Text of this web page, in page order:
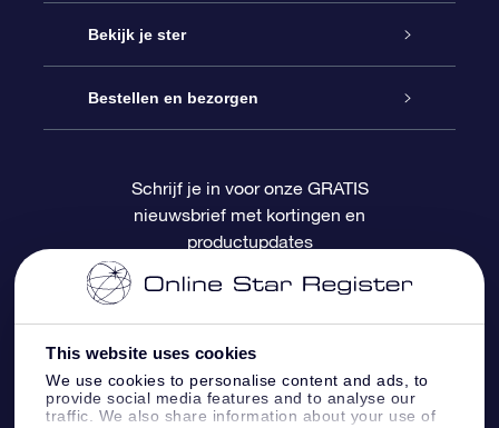
This website uses cookies
We use cookies to personalise content and ads, to
provide social media features and to analyse our
traffic. We also share information about your use of
Contact
Blog
OSR Recensies
Online Star Gift
OSR Cadeaupakket
OSR Cadeaukaart
Relatiegeschenken
Bekijk je ster
Sterrenregister
Gepersonaliseerde sterrenpagina
One Million Stars
OSR Starsaver
Fly me to the Stars App
Bestellen en bezorgen
Betalingsinformatie
Verzendinformatie
Retourbeleid
Constellaties
Schrijf je in voor onze GRATIS
nieuwsbrief met kortingen en
productupdates